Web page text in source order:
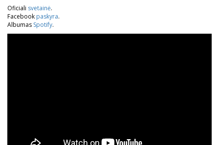
Oficiali svetainė.
Facebook paskyra.
Albumas Spotify.